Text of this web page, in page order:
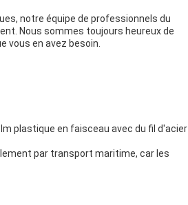
notre équipe de professionnels du
Nous sommes toujours heureux de
vous en avez besoin.
plastique en faisceau avec du fil d'acier
par transport maritime, car les